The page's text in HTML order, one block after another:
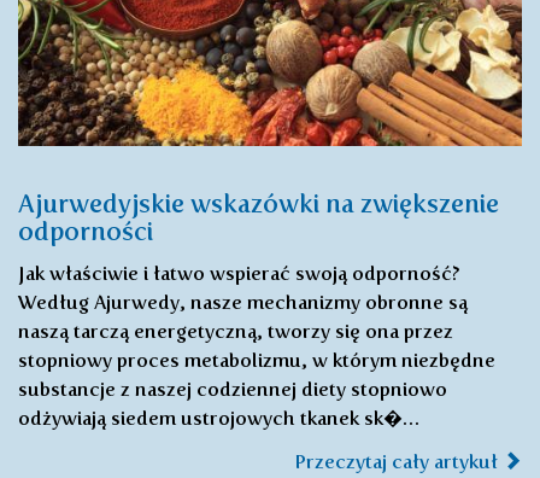
Ajurwedyjskie wskazówki na zwiększenie
odporności
Jak właściwie i łatwo wspierać swoją odporność?
Według Ajurwedy, nasze mechanizmy obronne są
naszą tarczą energetyczną, tworzy się ona przez
stopniowy proces metabolizmu, w którym niezbędne
substancje z naszej codziennej diety stopniowo
odżywiają siedem ustrojowych tkanek sk�…
Przeczytaj cały artykuł